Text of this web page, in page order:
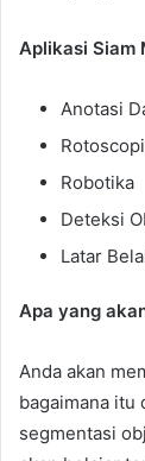
Aplikasi Siam
Anotasi
Robotika
Deteksi
Latar
Apa yang
Anda akan
bagaimana itu
segmentasi